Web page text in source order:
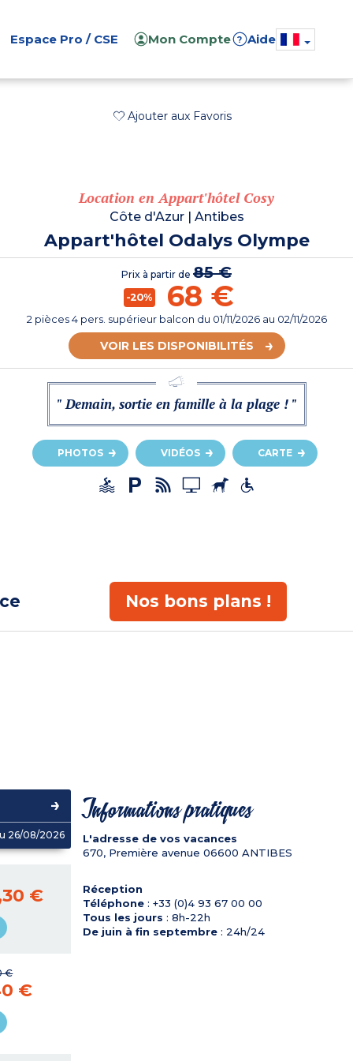
Espace Pro / CSE Mon Compte ? Aide
Ajouter aux Favoris
Location en Appart'hôtel Cosy
Côte d'Azur| Antibes
Appart'hôtel Odalys Olympe
Prix à partir de 85 €
-20% 68 €
2 pièces 4 pers. supérieur balcon du 01/11/2026au 02/11/2026
VOIR LES DISPONIBILITÉS
" Demain, sortie en famille à la plage ! "
PHOTOS VIDÉOS CARTE
Nos bons plans !
26/08/2026
€
€
€
Informations pratiques
L'adresse de vos vacances
670, Première avenue 06600 ANTIBES
Réception
Téléphone: +33 (0)4 93 67 00 00
Tous les jours : 8h-22h
De juin à fin septembre: 24h/24